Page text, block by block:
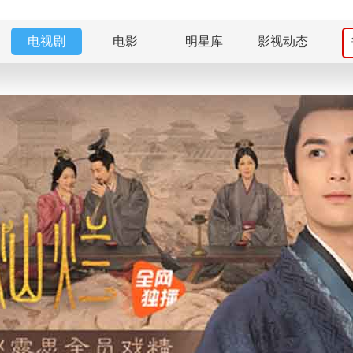
电视剧 电影 明星库 影视动态